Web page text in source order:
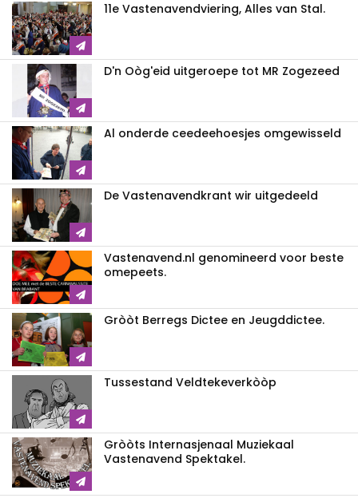
11e Vastenavendviering, Alles van Stal.
D'n Oòg'eid uitgeroepe tot MR Zogezeed
Al onderde ceedeehoesjes omgewisseld
De Vastenavendkrant wir uitgedeeld
Vastenavend.nl genomineerd voor beste
omepeets.
Gròòt Berregs Dictee en Jeugddictee.
Tussestand Veldtekeverkòòp
Gròòts Internasjenaal Muziekaal
Vastenavend Spektakel.